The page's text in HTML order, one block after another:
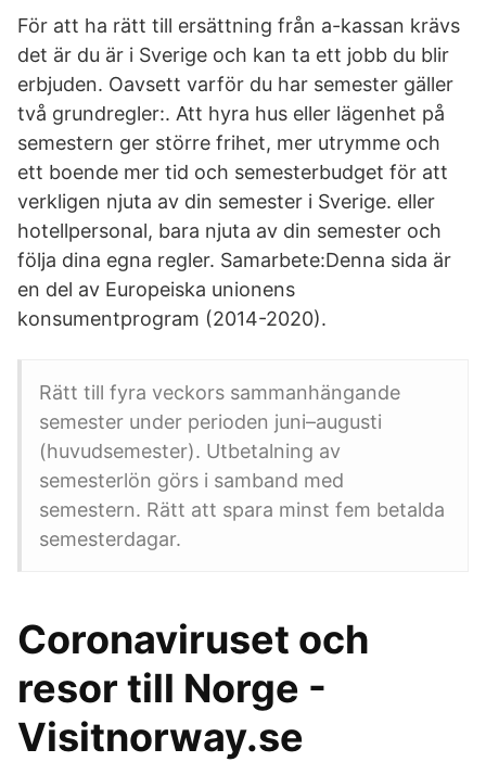
För att ha rätt till ersättning från a-kassan krävs
det är du är i Sverige och kan ta ett jobb du blir
erbjuden. Oavsett varför du har semester gäller
två grundregler:. Att hyra hus eller lägenhet på
semestern ger större frihet, mer utrymme och
ett boende mer tid och semesterbudget för att
verkligen njuta av din semester i Sverige. eller
hotellpersonal, bara njuta av din semester och
följa dina egna regler. Samarbete:Denna sida är
en del av Europeiska unionens
konsumentprogram (2014-2020).
Rätt till fyra veckors sammanhängande
semester under perioden juni–augusti
(huvudsemester). Utbetalning av
semesterlön görs i samband med
semestern. Rätt att spara minst fem betalda
semesterdagar.
Coronaviruset och
resor till Norge -
Visitnorway.se